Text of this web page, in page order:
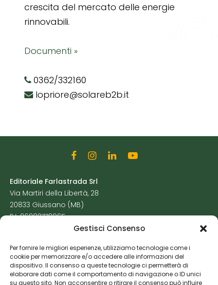
Gestisci Consenso
Per fornire le migliori esperienze, utilizziamo tecnologie come i
cookie per memorizzare e/o accedere alle informazioni del
dispositivo. Il consenso a queste tecnologie ci permetterà di
elaborare dati come il comportamento di navigazione o ID unici
su questo sito. Non acconsentire o ritirare il consenso può influire
crescita del mercato delle energie
rinnovabili.
Documenti »
0362/332160
lopriore@solareb2b.it
Editoriale Farlastrada Srl
Via Martiri della Libertà, 28
20833 Giussano (MB)
P.I. 06982770965
Cookie Policy
Risorse Aggiuntive